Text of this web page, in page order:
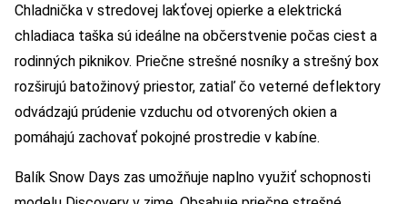
Chladnička v stredovej lakťovej opierke a elektrická
chladiaca taška sú ideálne na občerstvenie počas ciest a
rodinných piknikov. Priečne strešné nosníky a strešný box
rozširujú batožinový priestor, zatiaľ čo veterné deflektory
odvádzajú prúdenie vzduchu od otvorených okien a
pomáhajú zachovať pokojné prostredie v kabíne.
Balík Snow Days zas umožňuje naplno využiť schopnosti